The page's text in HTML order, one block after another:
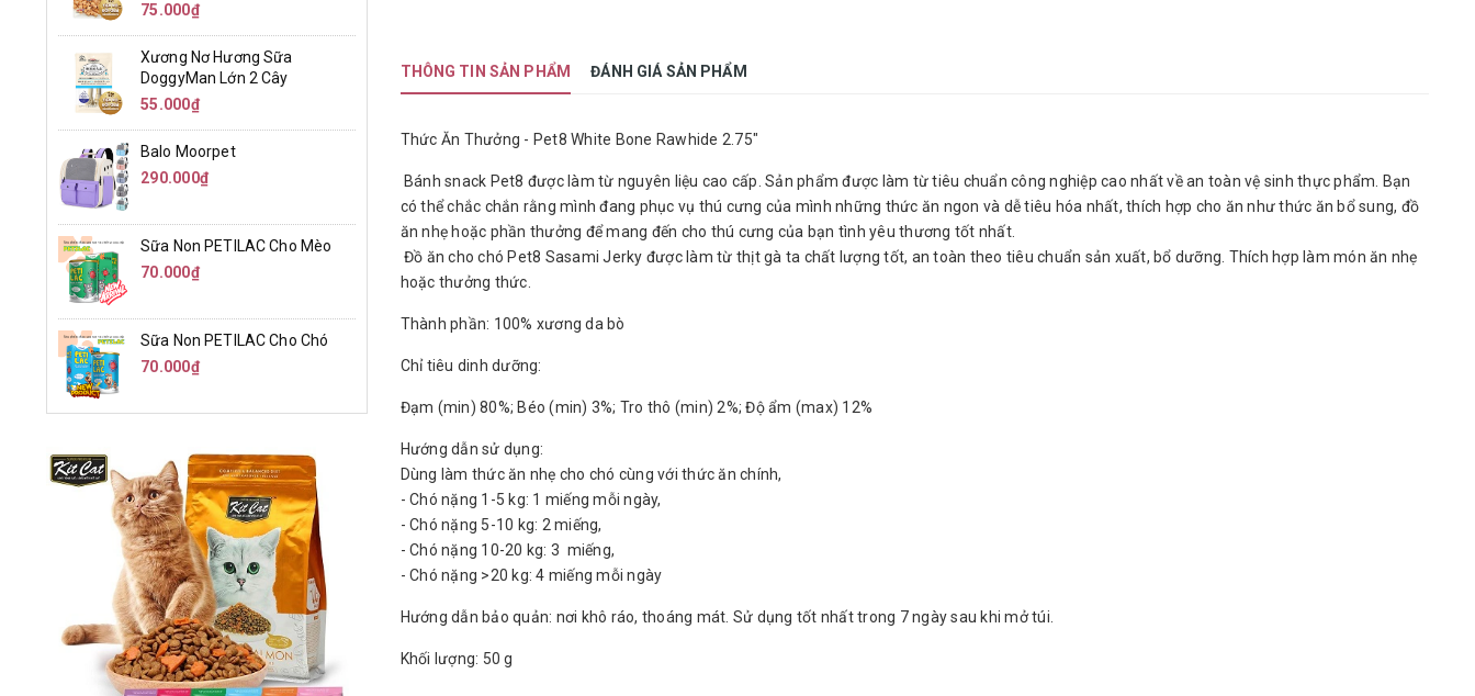
THÔNG TIN SẢN PHẨM ĐÁNH GIÁ SẢN PHẨM
Thức Ăn Thưởng - Pet8 White Bone Rawhide 2.75"
Bánh snack Pet8 được làm từ nguyên liệu cao cấp. Sản phẩm được làm từ tiêu chuẩn công nghiệp cao nhất về an toàn vệ sinh thực phẩm. Bạn
có thể chắc chắn rằng mình đang phục vụ thú cưng của mình những thức ăn ngon và dễ tiêu hóa nhất, thích hợp cho ăn như thức ăn bổ sung, đồ
ăn nhẹ hoặc phần thưởng để mang đến cho thú cưng của bạn tình yêu thương tốt nhất.
Đồ ăn cho chó Pet8 Sasami Jerky được làm từ thịt gà ta chất lượng tốt, an toàn theo tiêu chuẩn sản xuất, bổ dưỡng. Thích hợp làm món ăn nhẹ
hoặc thưởng thức.
Thành phần: 100% xương da bò
Chỉ tiêu dinh dưỡng:
Đạm (min) 80%; Béo (min) 3%; Tro thô (min) 2%; Độ ẩm (max) 12%
Hướng dẫn sử dụng:
Dùng làm thức ăn nhẹ cho chó cùng với thức ăn chính,
- Chó nặng 1-5 kg: 1 miếng mỗi ngày,
- Chó nặng 5-10 kg: 2 miếng,
- Chó nặng 10-20 kg: 3 miếng,
- Chó nặng >20 kg: 4 miếng mỗi ngày
Hướng dẫn bảo quản: nơi khô ráo, thoáng mát. Sử dụng tốt nhất trong 7 ngày sau khi mở túi.
Khối lượng: 50 g
75.000₫
Xương Nơ Hương Sữa
DoggyMan Lớn 2 Cây
55.000₫
Balo Moorpet
290.000₫
Sữa Non PETILAC Cho Mèo
70.000₫
Sữa Non PETILAC Cho Chó
70.000₫